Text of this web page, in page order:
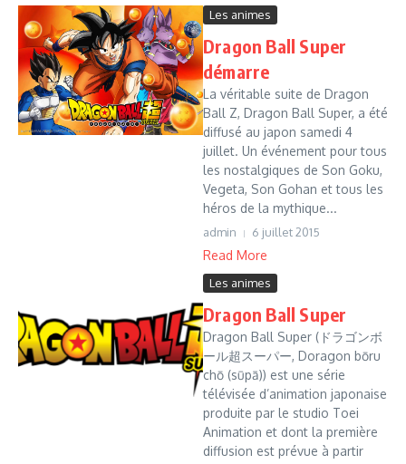
Les animes
Dragon Ball Super
démarre
La véritable suite de Dragon
Ball Z, Dragon Ball Super, a été
diffusé au japon samedi 4
juillet. Un événement pour tous
les nostalgiques de Son Goku,
Vegeta, Son Gohan et tous les
héros de la mythique...
admin 6 juillet 2015
Read More
Les animes
Dragon Ball Super
Dragon Ball Super (ドラゴンボ
ール超スーパー, Doragon bōru
chō (sūpā)) est une série
télévisée d’animation japonaise
produite par le studio Toei
Animation et dont la première
diffusion est prévue à partir